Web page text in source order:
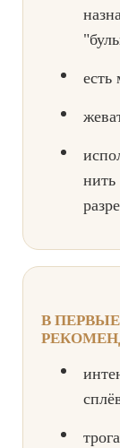
нить
В